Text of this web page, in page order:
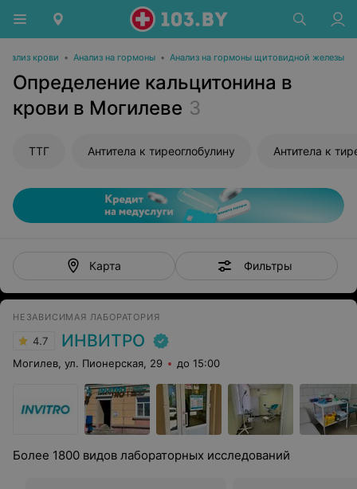
Анализ крови • Анализ на гормоны • Анализ на гормоны щитовидной железы
Определение кальцитонина в
крови в Могилеве 3
ТТГ Антитела к тиреоглобулину Антитела к
Карта Фильтры
НЕЗАВИСИМАЯ ЛАБОРАТОРИЯ
4.7 ИНВИТРО
Могилев, ул. Пионерская, 29 до 15:00
Более 1800 видов лабораторных исследований